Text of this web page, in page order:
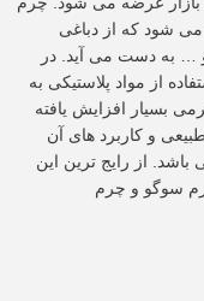
می شود که از دباغی
و … به دست می آید. در
از مواد پلاستیکی به
بسیار افزایش یافته
و کاربرد های آن
از رایج ترین این
سوگو و چرم